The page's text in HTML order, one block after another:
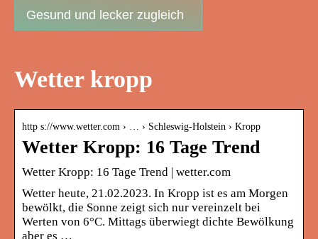
Gesund und lecker zugleich
Wetter kropp
http s://www.wetter.com › … › Schleswig-Holstein › Kropp
Wetter Kropp: 16 Tage Trend
Wetter Kropp: 16 Tage Trend | wetter.com
Wetter heute, 21.02.2023. In Kropp ist es am Morgen
bewölkt, die Sonne zeigt sich nur vereinzelt bei
Werten von 6°C. Mittags überwiegt dichte Bewölkung
aber es …